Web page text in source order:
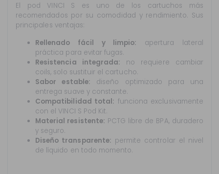
El pod VINCI S es uno de los cartuchos más
recomendados por su comodidad y rendimiento. Sus
principales ventajas:
Rellenado fácil y limpio: apertura lateral
práctica para evitar fugas.
Resistencia integrada: no requiere cambiar
coils, solo sustituir el cartucho.
Sabor estable: diseño optimizado para una
entrega suave y constante.
Compatibilidad total: funciona exclusivamente
con el VINCI S Pod Kit.
Material resistente: PCTG libre de BPA, duradero
y seguro.
Diseño transparente: permite controlar el nivel
de líquido en todo momento.